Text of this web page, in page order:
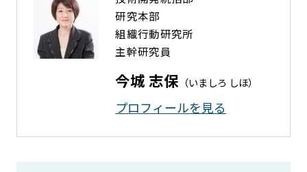
研究本部
組織行動研究所
主幹研究員
今城 志保 （いましろ しほ）
プロフィールを⾒る